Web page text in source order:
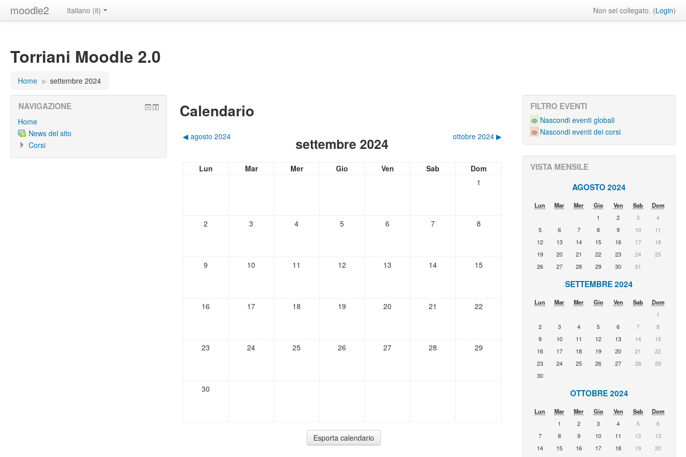
moodle2 Non sei collegato. (Login)
Italiano ‎(it)‎
Torriani Moodle 2.0
Home ▶︎ settembre 2024
Calendario
◀︎ agosto 2024 settembre 2024 ottobre 2024 ▶︎
Lun Mar Mer Gio Ven Sab
Dom
1
2 3 4 5 6 7 8
9 10 11 12 13 14 15
16 17 18 19 20 21 22
23 24 25 26 27 28 29
30
NAVIGAZIONE
Home
News del sito
Corsi
FILTRO EVENTI
Nascondi eventi globali
Nascondi eventi dei corsi
VISTA MENSILE
AGOSTO 2024
Lun Mar Mer Gio Ven Sab
Dom
1
2 3
4
5
6 7 8 9 10
11
12
13 14 15 16 17
18
19
20 21 22 23 24
25
26
27 28 29 30 31
SETTEMBRE 2024
Lun Mar Mer Gio Ven Sab
Dom
1
2
3 4 5 6 7
8
9
10 11 12 13 14
15
16
17 18 19 20 21
22
23
24 25 26 27 28
29
30
OTTOBRE 2024
Lun Mar Mer Gio Ven Sab
Dom
1
2 3 4 5
6
7
8 9 10 11 12
13
14
15 16 17 18 19
20